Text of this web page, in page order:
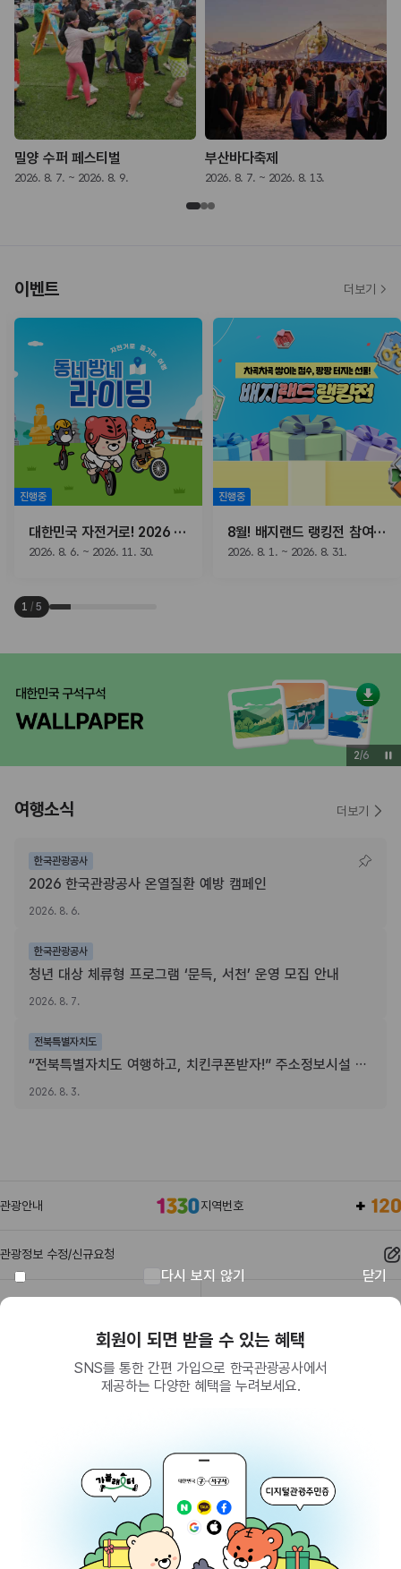
밀양 수퍼 페스티벌
2026. 8. 7. ~ 2026. 8. 9.
부산바다축제
2026. 8. 7. ~ 2026. 8. 13.
이벤트
진행중
대한민국 자전거로! 2026 동네방네 라이딩
2026. 8. 6. ~ 2026. 11. 30.
진행중
8월! 배지랜드 랭킹전 참여하고, 선물받자!
2026. 8. 1. ~ 2026. 8. 31.
1 / 5
더보기
3/6
여행소식
한국관광공사
2026 한국관광공사 온열질환 예방 캠페인
2026. 8. 6.
한국관광공사
청년 대상 체류형 프로그램 ‘문득, 서천’ 운영 모집 안내
2026. 8. 7.
전북특별자치도
“전북특별자치도 여행하고, 치킨쿠폰받자!” 주소정보시설 SNS 인증이벤트
2026. 8. 3.
더보기
다시 보지 않기 닫기
회원이 되면 받을 수 있는 혜택
SNS를 통한 간편 가입으로 한국관광공사에서
제공하는 다양한 혜택을 누려보세요.
관광안내 지역번호
관광정보 수정/신규요청
관광정보
202-81-50707
통신판매업신고
제2009-서울중구-1234호